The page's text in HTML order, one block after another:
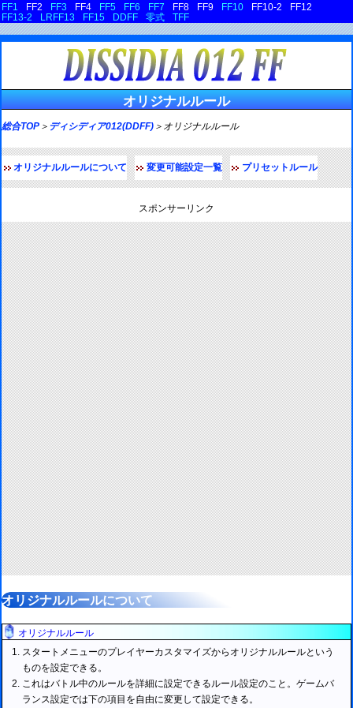
FF1 FF2 FF3 FF4 FF5 FF6 FF7 FF8 FF9 FF10 FF10-2
FF12
FF13-2
LRFF13 FF15 DDFF 零式 TFF
オリジナルルール
総合TOP ＞ ディシディア012(DDFF) ＞オリジナルルール
オリジナルルールについて 変更可能設定一覧 プリセットルール
スポンサーリンク
オリジナルルールについて
オリジナルルール
スタートメニューのプレイヤーカスタマイズからオリジナルルールという
ものを設定できる。
これはバトル中のルールを詳細に設定できるルール設定のこと。ゲームバ
ランス設定では下の項目を自由に変更して設定できる。